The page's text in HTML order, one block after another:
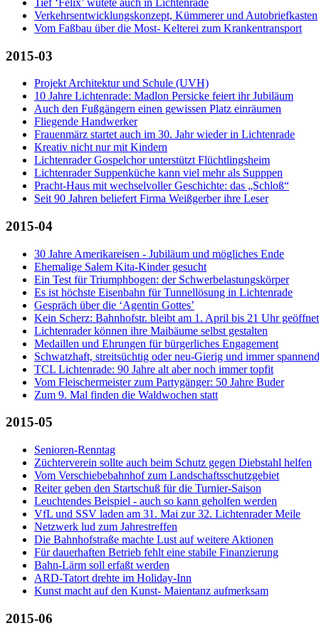
Verkehrsentwicklungskonzept, Kümmerer und Autobriefkasten
Vom Faßbau über die Most- Kelterei zum Krankentransport
2015-03
Projekt Architektur und Schule (UVH)
10 Jahre Lichtenrade: Madlon Persicke feiert ihr Jubiläum
Auch den Fußgängern einen gewissen Platz einräumen
Fliegende Handwerker
Frauenmärz startet auch im 30. Jahr wieder in Lichtenrade
Kreativ nicht nur mit Kindern
Lichtenrader Gospelchor unterstützt Flüchtlingsheim
Lichtenrader Suppenküche kann viel mehr als Supppen
Pracht-Haus mit wechselvoller Geschichte: das „Schloß“
Seit 90 Jahren beliefert Firma Weißgerber ihre Leser
2015-04
30 Jahre Amerikareisen - Jubiläum und mögliches Ende
Ehemalige Salem Kita-Kinder gesucht
Ein Test für Triumphbogen: der Schwerbelastungskörper
Es ist höchste Eisenbahn für Tunnellösung in Lichtenrade
Gespräch über die ‘Agentin Gottes’
Kein Scherz: Bahnhofstr. bleibt am 1. April bis 21 Uhr geöffnet
Lichtenrader können ihre Maibäume selbst gestalten
Medaillen und Ehrungen für bürgerliches Engagement
Schwatzhaft, streitsüchtig oder neu-Gierig und immer spannend
TCL Lichtenrade: 90 Jahre alt aber noch immer topfit
Vom Fleischermeister zum Partygänger: 50 Jahre Buder
Zum 9. Mal finden die Waldwochen statt
2015-05
Senioren-Renntag
Züchterverein sollte auch beim Schutz gegen Diebstahl helfen
Vom Verschiebebahnhof zum Landschaftsschutzgebiet
Reiter geben den Startschuß für die Turnier-Saison
Leuchtendes Beispiel - auch so kann geholfen werden
VfL und SSV laden am 31. Mai zur 32. Lichtenrader Meile
Netzwerk lud zum Jahrestreffen
Die Bahnhofstraße machte Lust auf weitere Aktionen
Für dauerhaften Betrieb fehlt eine stabile Finanzierung
Bahn-Lärm soll erfaßt werden
ARD-Tatort drehte im Holiday-Inn
Kunst macht auf den Kunst- Maientanz aufmerksam
2015-06